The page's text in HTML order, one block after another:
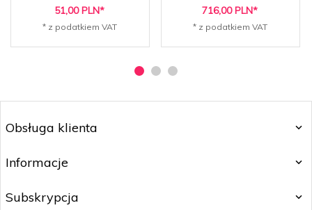
51,00 PLN*
* z podatkiem VAT
716,00 PLN*
* z podatkiem VAT
Obsługa klienta
Informacje
Subskrypcja